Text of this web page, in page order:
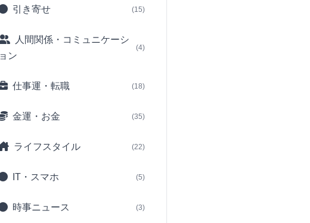
引き寄せ (15)
人間関係・コミュニケーシ
ョン
(4)
仕事運・転職 (18)
金運・お金 (35)
ライフスタイル (22)
IT・スマホ (5)
時事ニュース (3)